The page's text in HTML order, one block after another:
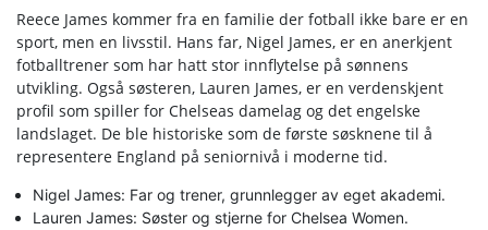
Reece James kommer fra en familie der fotball ikke bare er en
sport, men en livsstil. Hans far, Nigel James, er en anerkjent
fotballtrener som har hatt stor innflytelse på sønnens
utvikling. Også søsteren, Lauren James, er en verdenskjent
profil som spiller for Chelseas damelag og det engelske
landslaget. De ble historiske som de første søsknene til å
representere England på seniornivå i moderne tid.
Nigel James: Far og trener, grunnlegger av eget akademi.
Lauren James: Søster og stjerne for Chelsea Women.